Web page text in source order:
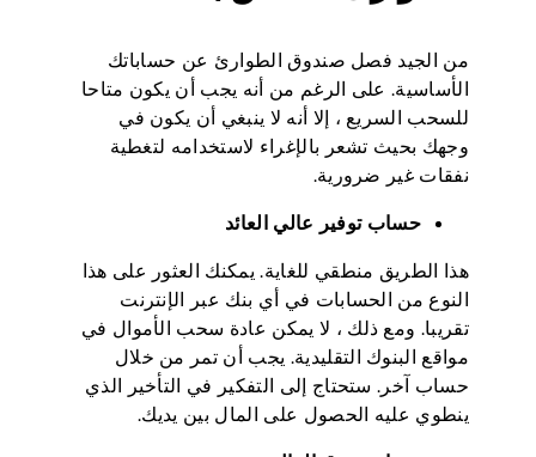
من الجيد فصل صندوق الطوارئ عن حساباتك
الأساسية. على الرغم من أنه يجب أن يكون متاحا
للسحب السريع ، إلا أنه لا ينبغي أن يكون في
وجهك بحيث تشعر بالإغراء لاستخدامه لتغطية
نفقات غير ضرورية.
حساب توفير عالي العائد
هذا الطريق منطقي للغاية. يمكنك العثور على هذا
النوع من الحسابات في أي بنك عبر الإنترنت
تقريبا. ومع ذلك ، لا يمكن عادة سحب الأموال في
مواقع البنوك التقليدية. يجب أن تمر من خلال
حساب آخر. ستحتاج إلى التفكير في التأخير الذي
ينطوي عليه الحصول على المال بين يديك.